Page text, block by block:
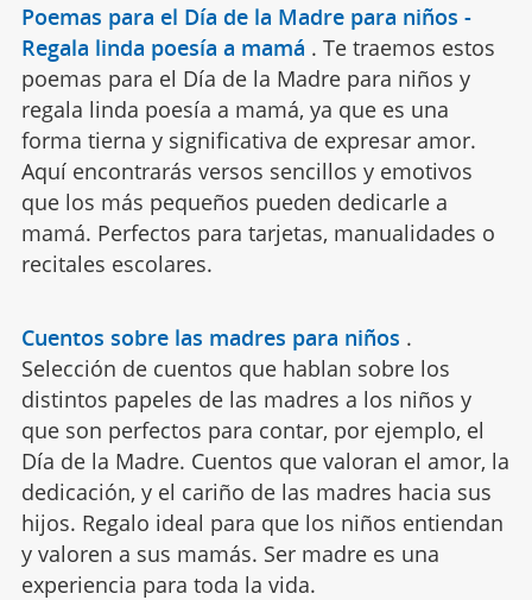
Poemas para el Día de la Madre para niños -
Regala linda poesía a mamá . Te traemos estos
poemas para el Día de la Madre para niños y
regala linda poesía a mamá, ya que es una
forma tierna y significativa de expresar amor.
Aquí encontrarás versos sencillos y emotivos
que los más pequeños pueden dedicarle a
mamá. Perfectos para tarjetas, manualidades o
recitales escolares.
Cuentos sobre las madres para niños .
Selección de cuentos que hablan sobre los
distintos papeles de las madres a los niños y
que son perfectos para contar, por ejemplo, el
Día de la Madre. Cuentos que valoran el amor, la
dedicación, y el cariño de las madres hacia sus
hijos. Regalo ideal para que los niños entiendan
y valoren a sus mamás. Ser madre es una
experiencia para toda la vida.